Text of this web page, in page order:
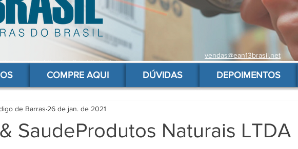
vendas@ean13brasil.net
de barras para produtos, gs1, código brasileiro, ean 13 universal, código de barras barato
COMPRE AQUI DÚVIDAS DEPOIMENTOS
SaudeProdutos Naturais LTDA
de Barras 26 de jan. de 2021